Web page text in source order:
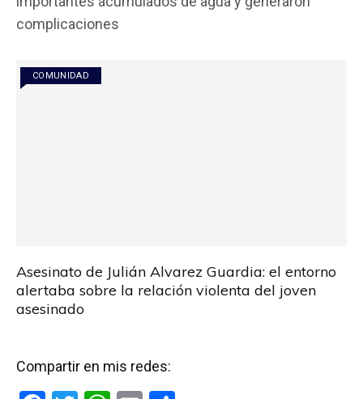
o
k
A
complicaciones
COMUNIDAD
Asesinato de Julián Alvarez Guardia: el entorno
alertaba sobre la relación violenta del joven
asesinado
Compartir en mis redes: